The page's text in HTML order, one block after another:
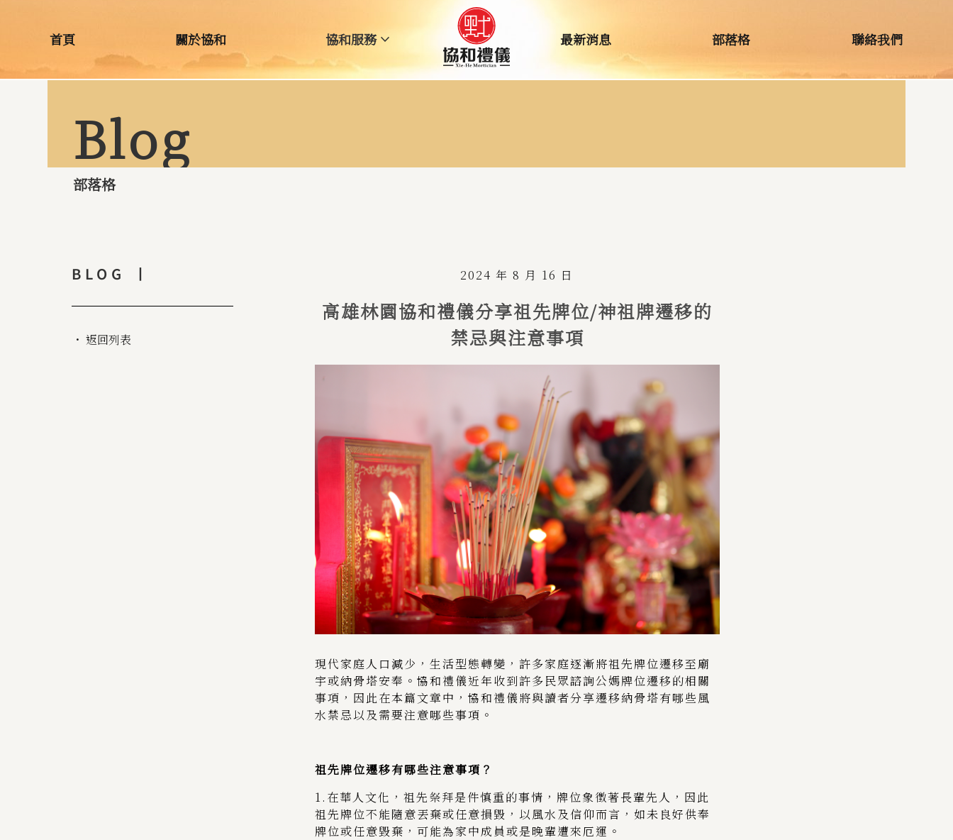
首頁 關於協和 協和服務expand_more
生命禮儀｜西式
最新消息 部落格 聯絡我們
Blog
部落格
BLOG 丨
・ 返回列表
2024 年 8 月 16 日
高雄林園協和禮儀分享祖先牌位/神祖牌遷移的
禁忌與注意事項
現代家庭人口減少，生活型態轉變，許多家庭逐漸將祖先牌位遷移至廟
宇或納骨塔安奉。協和禮儀近年收到許多民眾諮詢公媽牌位遷移的相關
事項，因此在本篇文章中，協和禮儀將與讀者分享遷移納骨塔有哪些風
水禁忌以及需要注意哪些事項。
祖先牌位遷移有哪些注意事項？
1.在華人文化，祖先祭拜是件慎重的事情，牌位象徵著長輩先人，因此
祖先牌位不能隨意丟棄或任意損毀，以風水及信仰而言，如未良好供奉
牌位或任意毀棄，可能為家中成員或是晚輩遭來厄運。